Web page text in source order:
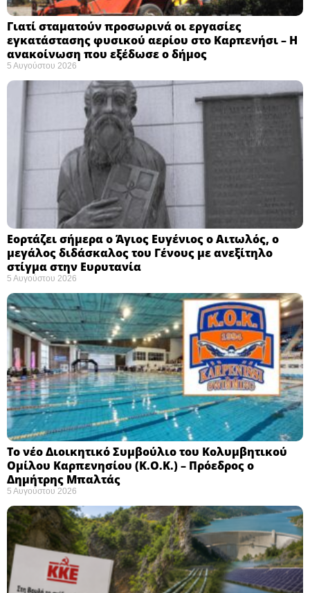
Γιατί σταματούν προσωρινά οι εργασίες
εγκατάστασης φυσικού αερίου στο Καρπενήσι – Η
ανακοίνωση που εξέδωσε ο δήμος
5 Αυγούστου 2026
Εορτάζει σήμερα ο Άγιος Ευγένιος ο Αιτωλός, ο
μεγάλος διδάσκαλος του Γένους με ανεξίτηλο
στίγμα στην Ευρυτανία
5 Αυγούστου 2026
Το νέο Διοικητικό Συμβούλιο του Κολυμβητικού
Ομίλου Καρπενησίου (Κ.Ο.Κ.) – Πρόεδρος ο
Δημήτρης Μπαλτάς
5 Αυγούστου 2026